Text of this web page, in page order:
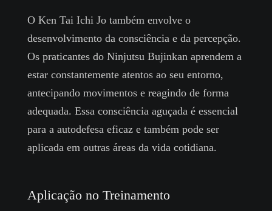
O Ken Tai Ichi Jo também envolve o
desenvolvimento da consciência e da percepção.
Os praticantes do Ninjutsu Bujinkan aprendem a
estar constantemente atentos ao seu entorno,
antecipando movimentos e reagindo de forma
adequada. Essa consciência aguçada é essencial
para a autodefesa eficaz e também pode ser
aplicada em outras áreas da vida cotidiana.
Aplicação no Treinamento